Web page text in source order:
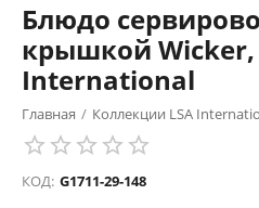
Блюдо
крышкой Wicker,
International
Главная / Коллекции LSA
КОД: G1711-29-148